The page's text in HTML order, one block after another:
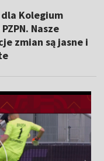
Kolegium
Nasze
zmian są jasne i